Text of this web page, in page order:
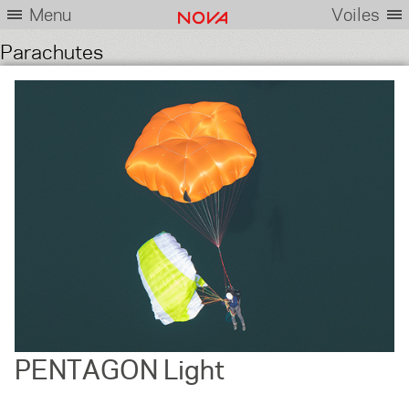
Menu Voiles
Parachutes
PENTAGON Light